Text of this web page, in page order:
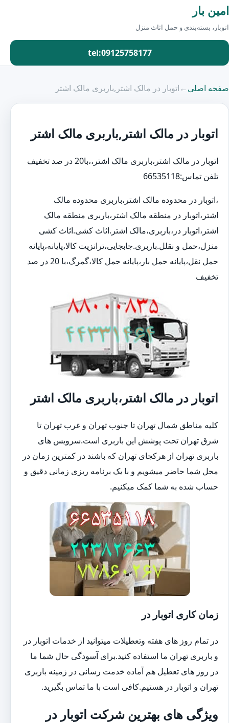
امین بار
اتوبار، بسته‌بندی و حمل اثاث منزل
tel:09125758177
صفحه اصلی←اتوبار در مالک اشتر,باربری مالک اشتر
اتوبار در مالک اشتر,باربری مالک اشتر
اتوبار در مالک اشتر،باربری مالک اشتر،،با20 در صد تخفیف
تلفن تماس:66535118
،اتوبار در محدوده مالک اشتر،باربری محدوده مالک
اشتر،اتوبار در منطقه مالک اشتر،باربری منطقه مالک
اشتر،اتوبار در،باربری،مالک اشتر.اثاث کشی.اثاث کشی
منزل،حمل و نقلل.باربری.جابجایی،ترانزیت کالا،پایانه،پایانه
حمل نقل،پایانه حمل بار،پایانه حمل کالا،گمرگ،با 20 در صد
تخفیف
اتوبار در مالک اشتر،باربری مالک اشتر
کلیه مناطق شمال تهران تا جنوب تهران و غرب تهران تا
شرق تهران تحت پوشش این باربری است.سرویس های
باربری تهران از هرکجای تهران که باشند در کمترین زمان در
محل شما حاضر میشویم و با یک برنامه ریزی زمانی دقیق و
حساب شده به شما کمک میکنیم.
زمان کاری اتوبار در
در تمام روز های هفته وتعطیلات میتوانید از خدمات اتوبار در
و باربری تهران ما استفاده کنید.برای آسودگی حال شما ما
در روز های تعطیل هم آماده خدمت رسانی در زمینه باربری
تهران و اتوبار در هستیم.کافی است با ما تماس بگیرید.
ویژگی های بهترین شرکت اتوبار در